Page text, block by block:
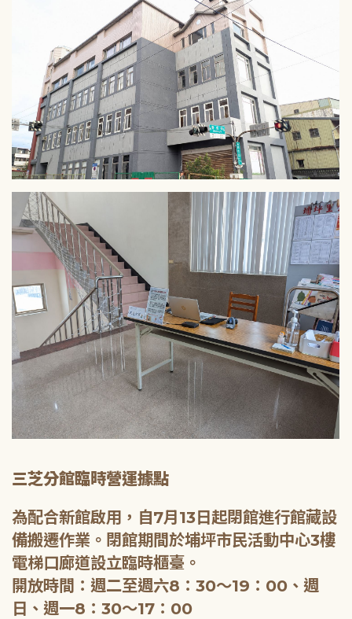
三芝分館臨時營運據點
為配合新館啟用，自7月13日起閉館進行館藏設
備搬遷作業。閉館期間於埔坪市民活動中心3樓
電梯口廊道設立臨時櫃臺。
開放時間：週二至週六8：30～19：00、週
日、週一8：30～17：00